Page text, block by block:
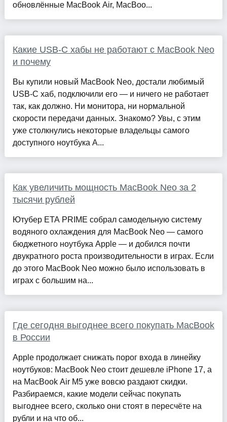
обновлённые MacBook Air, MacBoo...
Какие USB-C хабы не работают с MacBook Neo
и почему
Вы купили новый MacBook Neo, достали любимый
USB-C хаб, подключили его — и ничего не работает
так, как должно. Ни монитора, ни нормальной
скорости передачи данных. Знакомо? Увы, с этим
уже столкнулись некоторые владельцы самого
доступного ноутбука A...
Как увеличить мощность MacBook Neo за 2
тысячи рублей
Ютубер ETA PRIME собрал самодельную систему
водяного охлаждения для MacBook Neo — самого
бюджетного ноутбука Apple — и добился почти
двукратного роста производительности в играх. Если
до этого MacBook Neo можно было использовать в
играх с большим на...
Где сегодня выгоднее всего покупать MacBook
в России
Apple продолжает снижать порог входа в линейку
ноутбуков: MacBook Neo стоит дешевле iPhone 17, а
на MacBook Air M5 уже вовсю раздают скидки.
Разбираемся, какие модели сейчас покупать
выгоднее всего, сколько они стоят в пересчёте на
рубли и на что об...